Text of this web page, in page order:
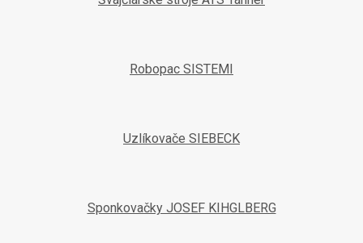
Robopac SISTEMI
Uzlíkovače SIEBECK
Sponkovačky JOSEF KIHGLBERG